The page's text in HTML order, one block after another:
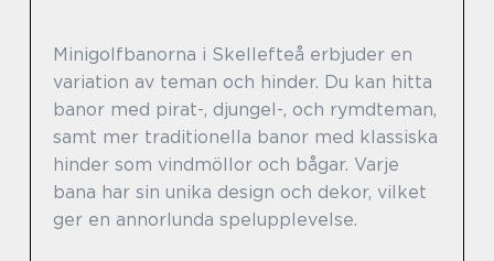
Minigolfbanorna i Skellefteå erbjuder en
variation av teman och hinder. Du kan hitta
banor med pirat-, djungel-, och rymdteman,
samt mer traditionella banor med klassiska
hinder som vindmöllor och bågar. Varje
bana har sin unika design och dekor, vilket
ger en annorlunda spelupplevelse.